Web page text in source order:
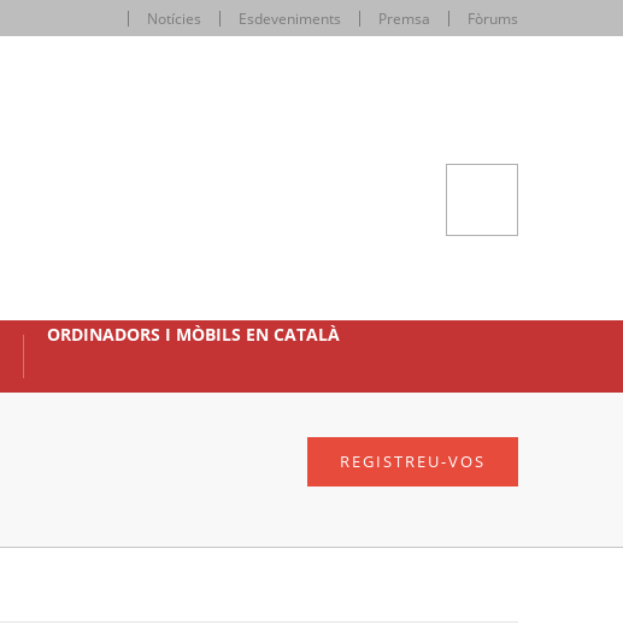
Notícies Esdeveniments Premsa Fòrums
ORDINADORS I MÒBILS EN CATALÀ
REGISTREU-VOS